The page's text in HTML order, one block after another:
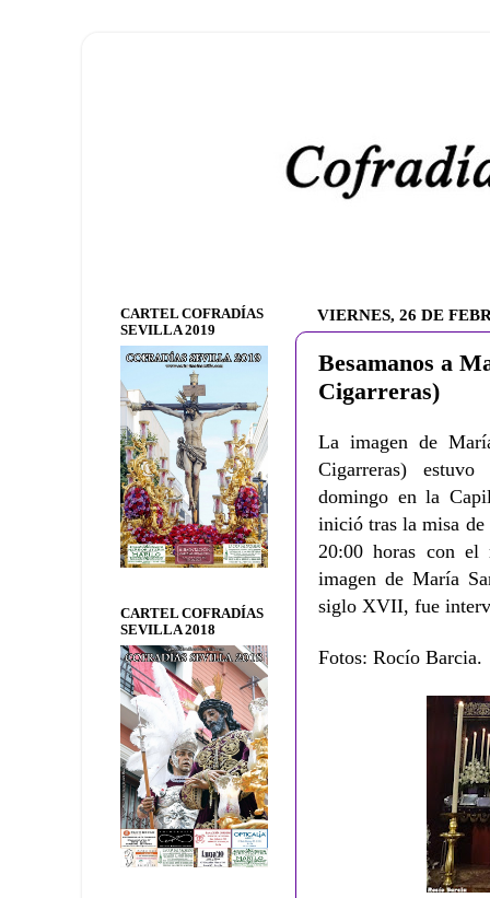
VIERNES, 26 DE
Besamanos a
Cigarreras)
La imagen de
Cigarreras)
domingo en la
inició tras la misa de
20:00 horas con
imagen de María
siglo XVII, fue
Fotos: Rocío Barcia.
CARTEL COFRADÍAS
SEVILLA 2019
CARTEL COFRADÍAS
SEVILLA 2018